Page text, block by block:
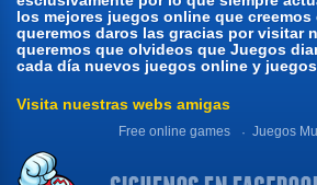
los mejores juegos online que
queremos daros las gracias por visitar
queremos que olvideos que Juegos
cada día nuevos juegos online y
Visita nuestras webs amigas
Free online games Juegos